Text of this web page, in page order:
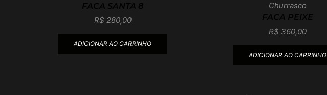
FACA SANTA 8
R$ 280,00
ADICIONAR AO CARRINHO
Churrasco
FACA PEIXE
R$ 360,00
ADICIONAR AO CARRINHO